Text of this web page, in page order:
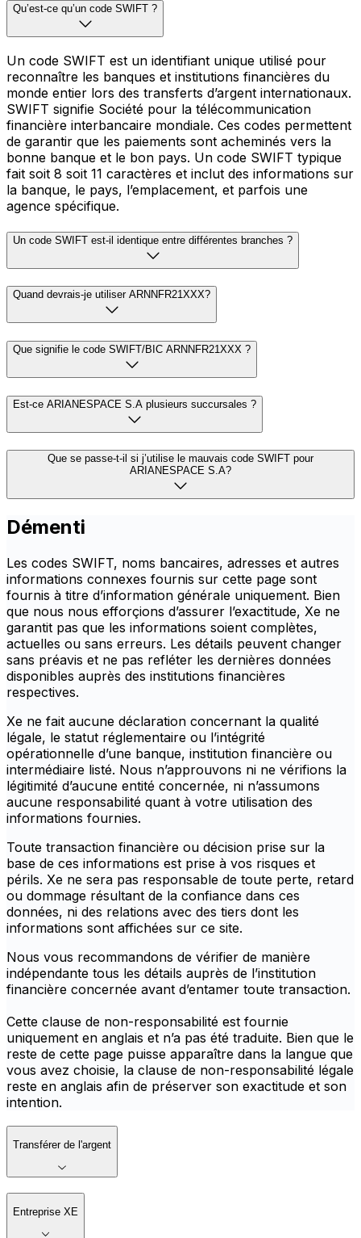
Qu’est-ce qu’un code SWIFT ?
Un code SWIFT est un identifiant unique utilisé pour
reconnaître les banques et institutions financières du
monde entier lors des transferts d’argent internationaux.
SWIFT signifie Société pour la télécommunication
financière interbancaire mondiale. Ces codes permettent
de garantir que les paiements sont acheminés vers la
bonne banque et le bon pays. Un code SWIFT typique
fait soit 8 soit 11 caractères et inclut des informations sur
la banque, le pays, l’emplacement, et parfois une
agence spécifique.
Un code SWIFT est-il identique entre différentes branches ?
Quand devrais-je utiliser ARNNFR21XXX?
Que signifie le code SWIFT/BIC ARNNFR21XXX ?
Est-ce ARIANESPACE S.A plusieurs succursales ?
Que se passe-t-il si j’utilise le mauvais code SWIFT pour
ARIANESPACE S.A?
Démenti
Les codes SWIFT, noms bancaires, adresses et autres
informations connexes fournis sur cette page sont
fournis à titre d’information générale uniquement. Bien
que nous nous efforçions d’assurer l’exactitude, Xe ne
garantit pas que les informations soient complètes,
actuelles ou sans erreurs. Les détails peuvent changer
sans préavis et ne pas refléter les dernières données
disponibles auprès des institutions financières
respectives.
Xe ne fait aucune déclaration concernant la qualité
légale, le statut réglementaire ou l’intégrité
opérationnelle d’une banque, institution financière ou
intermédiaire listé. Nous n’approuvons ni ne vérifions la
légitimité d’aucune entité concernée, ni n’assumons
aucune responsabilité quant à votre utilisation des
informations fournies.
Toute transaction financière ou décision prise sur la
base de ces informations est prise à vos risques et
périls. Xe ne sera pas responsable de toute perte, retard
ou dommage résultant de la confiance dans ces
données, ni des relations avec des tiers dont les
informations sont affichées sur ce site.
Nous vous recommandons de vérifier de manière
indépendante tous les détails auprès de l’institution
financière concernée avant d’entamer toute transaction.
Cette clause de non-responsabilité est fournie
uniquement en anglais et n’a pas été traduite. Bien que le
reste de cette page puisse apparaître dans la langue que
vous avez choisie, la clause de non-responsabilité légale
reste en anglais afin de préserver son exactitude et son
intention.
Transférer de l'argent
Entreprise XE